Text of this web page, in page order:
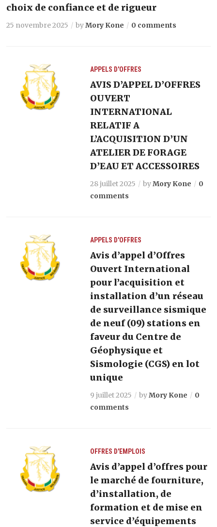
choix de confiance et de rigueur
25 novembre 2025 byMory Kone 0 comments
APPELS D'OFFRES
AVIS D’APPEL D’OFFRES
OUVERT
INTERNATIONAL
RELATIF A
L’ACQUISITION D’UN
ATELIER DE FORAGE
D’EAU ET ACCESSOIRES
28 juillet 2025 byMory Kone
0
comments
APPELS D'OFFRES
Avis d’appel d’Offres
Ouvert International
pour l’acquisition et
installation d’un réseau
de surveillance sismique
de neuf (09) stations en
faveur du Centre de
Géophysique et
Sismologie (CGS) en lot
unique
9 juillet 2025 byMory Kone
0
comments
OFFRES D'EMPLOIS
Avis d’appel d’offres pour
le marché de fourniture,
d’installation, de
formation et de mise en
service d’équipements